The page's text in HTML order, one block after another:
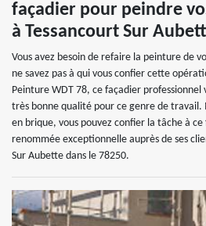
façadier pour peindre
à Tessancourt Sur
Vous avez besoin de refaire la peinture de
ne savez pas à qui vous confier cette
Peinture WDT 78, ce façadier
très bonne qualité pour ce genre de travail.
en brique, vous pouvez confier la tâche à
renommée exceptionnelle auprès de ses
Sur Aubette dans le 78250.